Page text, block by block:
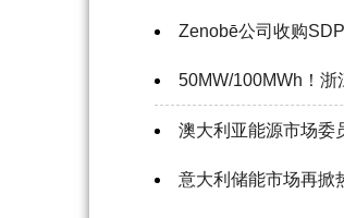
Zenobē公司收购
50MW/100MWh！
澳大利亚能源市场委
意大利储能市场再掀